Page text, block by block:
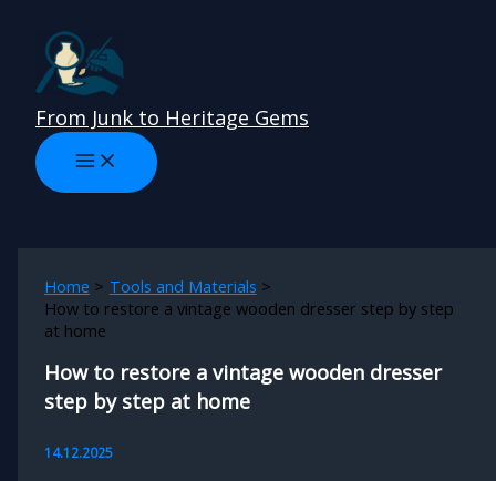
content
From Junk to Heritage Gems
Home
Tools and Materials
How to restore a vintage wooden dresser step by step
at home
How to restore a vintage wooden dresser
step by step at home
14.12.2025